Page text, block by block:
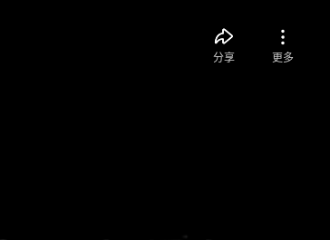
分享 更多